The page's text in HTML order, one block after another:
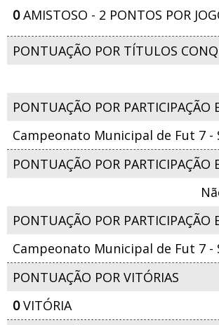
0AMISTOSO - 2 PONTOS POR
PONTUAÇÃO POR TÍTULOS
PONTUAÇÃO POR PARTICIPAÇÃO
Campeonato Municipal de Fut 7 -
PONTUAÇÃO POR PARTICIPAÇÃO
PONTUAÇÃO POR PARTICIPAÇÃO
Campeonato Municipal de Fut 7 -
PONTUAÇÃO POR VITÓRIAS
0VITÓRIA